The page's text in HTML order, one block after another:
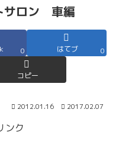
サロン 車編
0 はてブ 0
コピー
2012.01.16 2017.02.07
ンク